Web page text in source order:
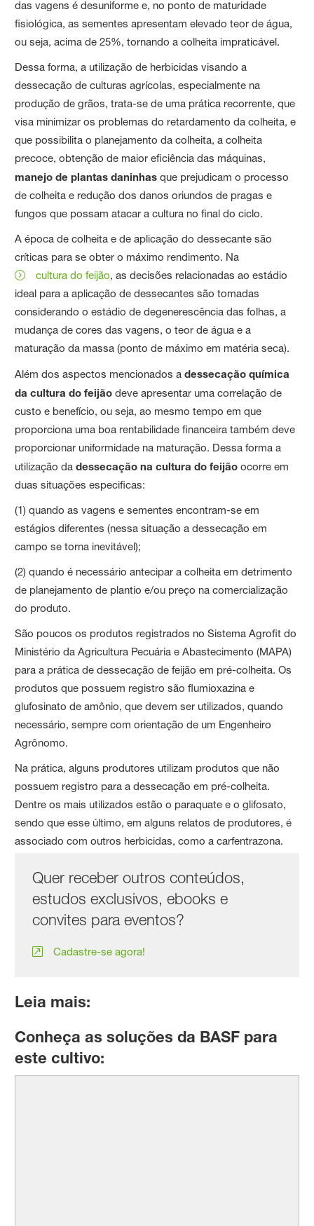
das vagens é desuniforme e, no ponto de maturidade
fisiológica, as sementes apresentam elevado teor de água,
ou seja, acima de 25%, tornando a colheita impraticável.
Dessa forma, a utilização de herbicidas visando a
dessecação de culturas agrícolas, especialmente na
produção de grãos, trata-se de uma prática recorrente, que
visa minimizar os problemas do retardamento da colheita, e
que possibilita o planejamento da colheita, a colheita
precoce, obtenção de maior eficiência das máquinas,
manejo de plantas daninhas que prejudicam o processo
de colheita e redução dos danos oriundos de pragas e
fungos que possam atacar a cultura no final do ciclo.
A época de colheita e de aplicação do dessecante são
críticas para se obter o máximo rendimento. Na
cultura do feijão, as decisões relacionadas ao estádio
ideal para a aplicação de dessecantes são tomadas
considerando o estádio de degenerescência das folhas, a
mudança de cores das vagens, o teor de água e a
maturação da massa (ponto de máximo em matéria seca).
Além dos aspectos mencionados adessecação química
da cultura do feijão deve apresentar uma correlação de
custo e benefício, ou seja, ao mesmo tempo em que
proporciona uma boa rentabilidade financeira também deve
proporcionar uniformidade na maturação. Dessa forma a
utilização dadessecação na cultura do feijão ocorre em
duas situações especificas:
(1) quando as vagens e sementes encontram-se em
estágios diferentes (nessa situação a dessecação em
campo se torna inevitável);
(2) quando é necessário antecipar a colheita em detrimento
de planejamento de plantio e/ou preço na comercialização
do produto.
São poucos os produtos registrados no Sistema Agrofit do
Ministério da Agricultura Pecuária e Abastecimento (MAPA)
para a prática de dessecação de feijão em pré-colheita. Os
produtos que possuem registro são flumioxazina e
glufosinato de amônio, que devem ser utilizados, quando
necessário, sempre com orientação de um Engenheiro
Agrônomo.
Na prática, alguns produtores utilizam produtos que não
possuem registro para a dessecação em pré-colheita.
Dentre os mais utilizados estão o paraquate e o glifosato,
sendo que esse último, em alguns relatos de produtores, é
associado com outros herbicidas, como a carfentrazona.
Quer receber outros conteúdos,
estudos exclusivos, ebooks e
convites para eventos?
Cadastre-se agora!
Leia mais:
Conheça as soluções da BASF para
este cultivo: